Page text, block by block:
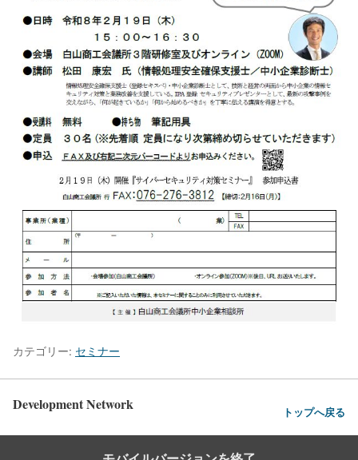
カテゴリー: セミナー
Development Network トップへ戻る